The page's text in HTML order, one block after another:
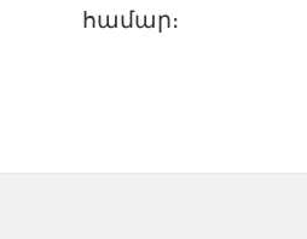
համար։